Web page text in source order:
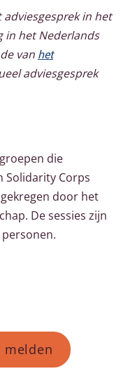
in het
in het Nederlands
van het
adviesgesprek
die
Solidarity Corps
door het
De sessies zijn